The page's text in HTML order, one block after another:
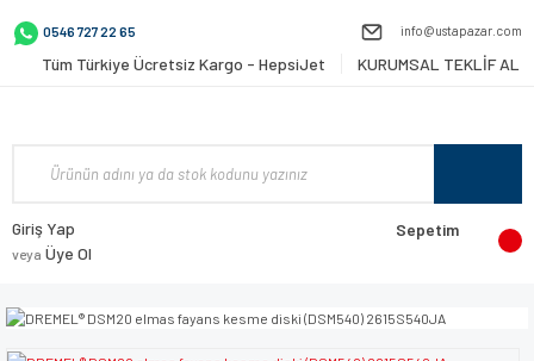
0546 727 22 65 info@ustapazar.com
Tüm Türkiye Ücretsiz Kargo - HepsiJet KURUMSAL TEKLİF AL
Giriş Yap
veya Üye Ol
Sepetim